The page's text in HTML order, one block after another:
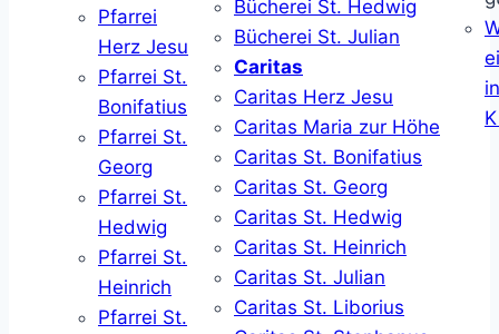
Pfarrei
Herz Jesu
Pfarrei St.
Bonifatius
Pfarrei St.
Georg
Pfarrei St.
Hedwig
Pfarrei St.
Heinrich
Pfarrei St.
Bücherei St. Hedwig
Bücherei St. Julian
Caritas
Caritas Herz Jesu
Caritas Maria zur Höhe
Caritas St. Bonifatius
Caritas St. Georg
Caritas St. Hedwig
Caritas St. Heinrich
Caritas St. Julian
Caritas St. Liborius